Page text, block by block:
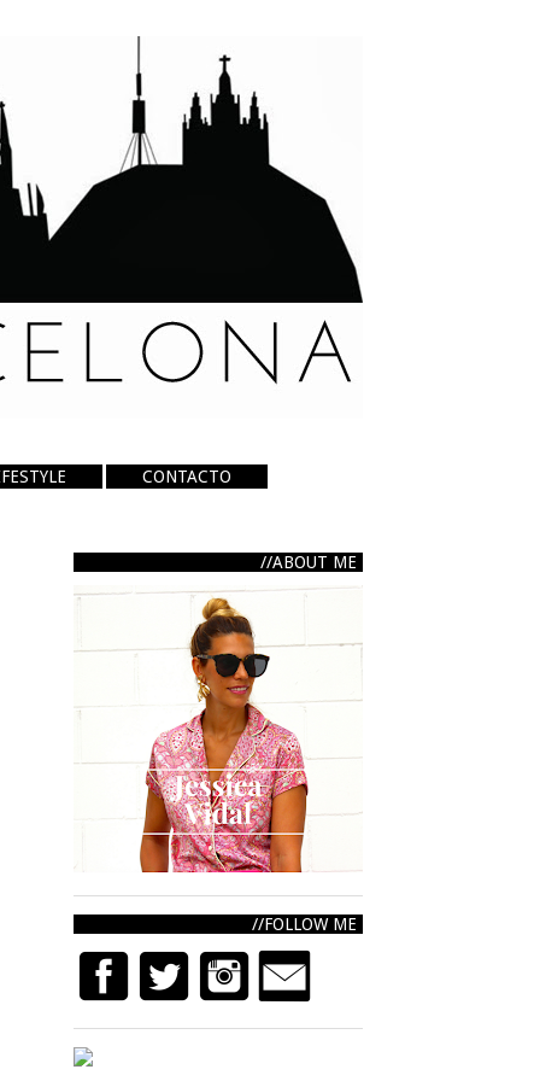
CONTACTO
ABOUT ME
FOLLOW ME